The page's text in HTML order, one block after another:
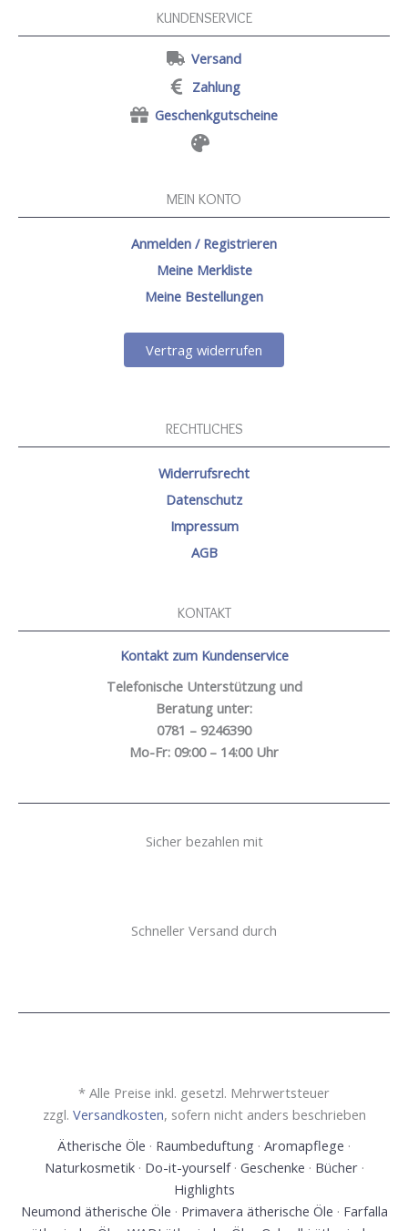
KUNDENSERVICE
Versand
Zahlung
Geschenkgutscheine
MEIN KONTO
Anmelden / Registrieren
Meine Merkliste
Meine Bestellungen
Vertrag widerrufen
RECHTLICHES
Widerrufsrecht
Datenschutz
Impressum
AGB
KONTAKT
Kontakt zum Kundenservice
Telefonische Unterstützung und
Beratung unter:
0781 – 9246390
Mo-Fr: 09:00 – 14:00 Uhr
Sicher bezahlen mit
Schneller Versand durch
* Alle Preise inkl. gesetzl. Mehrwertsteuer
zzgl. Versandkosten, sofern nicht anders beschrieben
Ätherische Öle · Raumbeduftung · Aromapflege ·
Naturkosmetik· Do-it-yourself· Geschenke · Bücher·
Highlights
Neumond ätherische Öle · Primavera ätherische Öle · Farfalla